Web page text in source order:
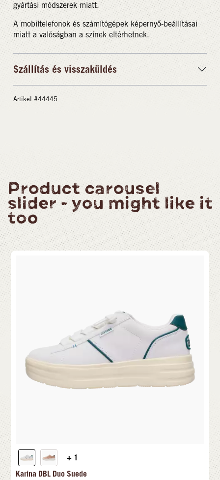
gyártási módszerek miatt.
A mobiltelefonok és számítógépek képernyő-beállításai
miatt a valóságban a színek eltérhetnek.
Szállítás és visszaküldés
Artikel #44445
Product carousel
slider - you might like it
too
+ 1
Karina DBL Duo Suede